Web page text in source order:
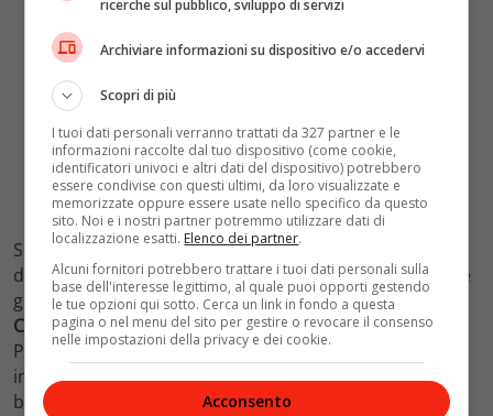
Se invece quello che vi interessa è un capo
d’abbigliamento fashion, potreste valutare l’ossessione
gilet. Riscoppiata di recente se ne fa portavoce anche
Camicissima. Il gilet è tra i protagonisti della collezione
Primavera/Estate 2022 del brand, è un classico
intramontabile disponibile in due nuance, dal blu al
beige, perfetti per incontri casual e ultra chic.
ricerche sul pubblico, sviluppo di servizi
Archiviare informazioni su dispositivo e/o accedervi
Scopri di più
I tuoi dati personali verranno trattati da 327 partner e le
informazioni raccolte dal tuo dispositivo (come cookie,
identificatori univoci e altri dati del dispositivo) potrebbero
essere condivise con questi ultimi, da loro visualizzate e
memorizzate oppure essere usate nello specifico da questo
sito. Noi e i nostri partner potremmo utilizzare dati di
localizzazione esatti. Elenco dei partner.
Alcuni fornitori potrebbero trattare i tuoi dati personali sulla
base dell'interesse legittimo, al quale puoi opporti gestendo
le tue opzioni qui sotto. Cerca un link in fondo a questa
pagina o nel menu del sito per gestire o revocare il consenso
nelle impostazioni della privacy e dei cookie.
Acconsento